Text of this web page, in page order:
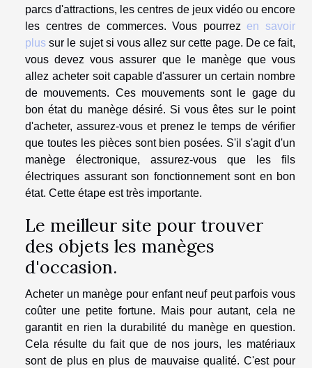
parcs d'attractions, les centres de jeux vidéo ou encore
les centres de commerces. Vous pourrez en savoir
plus sur le sujet si vous allez sur cette page. De ce fait,
vous devez vous assurer que le manège que vous
allez acheter soit capable d'assurer un certain nombre
de mouvements. Ces mouvements sont le gage du
bon état du manège désiré. Si vous êtes sur le point
d'acheter, assurez-vous et prenez le temps de vérifier
que toutes les pièces sont bien posées. S'il s'agit d'un
manège électronique, assurez-vous que les fils
électriques assurant son fonctionnement sont en bon
état. Cette étape est très importante.
Le meilleur site pour trouver
des objets les manèges
d'occasion.
Acheter un manège pour enfant neuf peut parfois vous
coûter une petite fortune. Mais pour autant, cela ne
garantit en rien la durabilité du manège en question.
Cela résulte du fait que de nos jours, les matériaux
sont de plus en plus de mauvaise qualité. C'est pour